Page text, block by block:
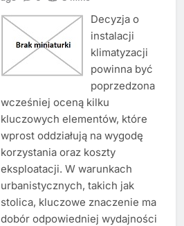
Decyzja o
instalacji
klimatyzacji
powinna być
poprzedzona
wcześniej oceną kilku
kluczowych elementów, które
wprost oddziałują na wygodę
korzystania oraz koszty
eksploatacji. W warunkach
urbanistycznych, takich jak
stolica, kluczowe znaczenie ma
dobór odpowiedniej wydajności